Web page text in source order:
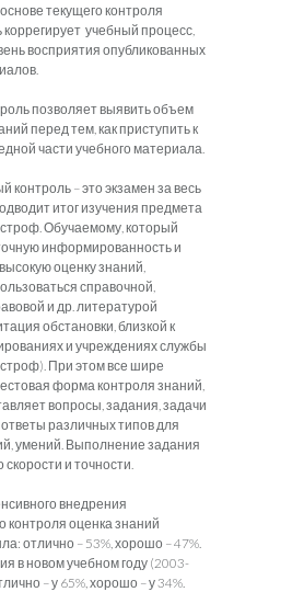
текущего контроля
учебный процесс,
восприятия опубликованных
позволяет выявить объем
перед тем, как приступить к
части учебного материала.
контроль – это экзамен за весь
итог изучения предмета
Обучаемому, который
информированность и
оценку знаний,
справочной,
и др. литературой
обстановки, близкой к
и учреждениях службы
При этом все шире
форма контроля знаний,
вопросы, задания, задачи
различных типов для
умений. Выполнение задания
и точности.
внедрения
контроля оценка знаний
отлично – 53%, хорошо – 47%.
в новом учебном году (2003-
– у 65%, хорошо – у 34%.